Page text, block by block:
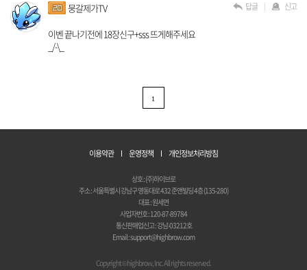
뭉갈제가TV
이벤 끝나기전에 18장신구+sss 뜨게해주세요
_/-\_
답글 신고
1
이용약관 운영정책 개인정보처리방침
상호 : (주)하이브로
주소 : 서울특별시 강남구 영동대로 432 준앤빌딩 4층 (135-280)
대표 : 원세연
사업자번호 : 120-87-89784
통신판매업신고 : 강남-03212호
Email : support@highbrow.com
Copyright © highbrow, Inc. All rights reserved.